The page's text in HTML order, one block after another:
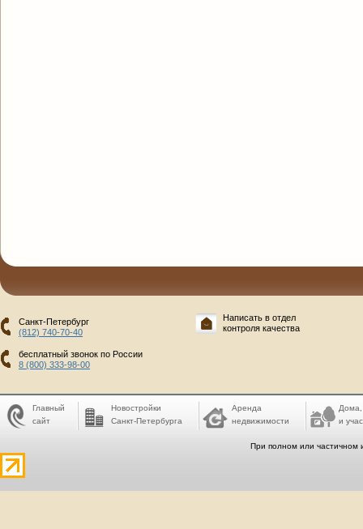
Санкт-Петербург
(812) 740-70-40
бесплатный звонок по России
8 (800) 333-98-00
Написать в отдел
контроля качества
Главный
сайт
Новостройки
Санкт-Петербурга
Аренда
недвижимости
Дома,
и
При полном или частичном